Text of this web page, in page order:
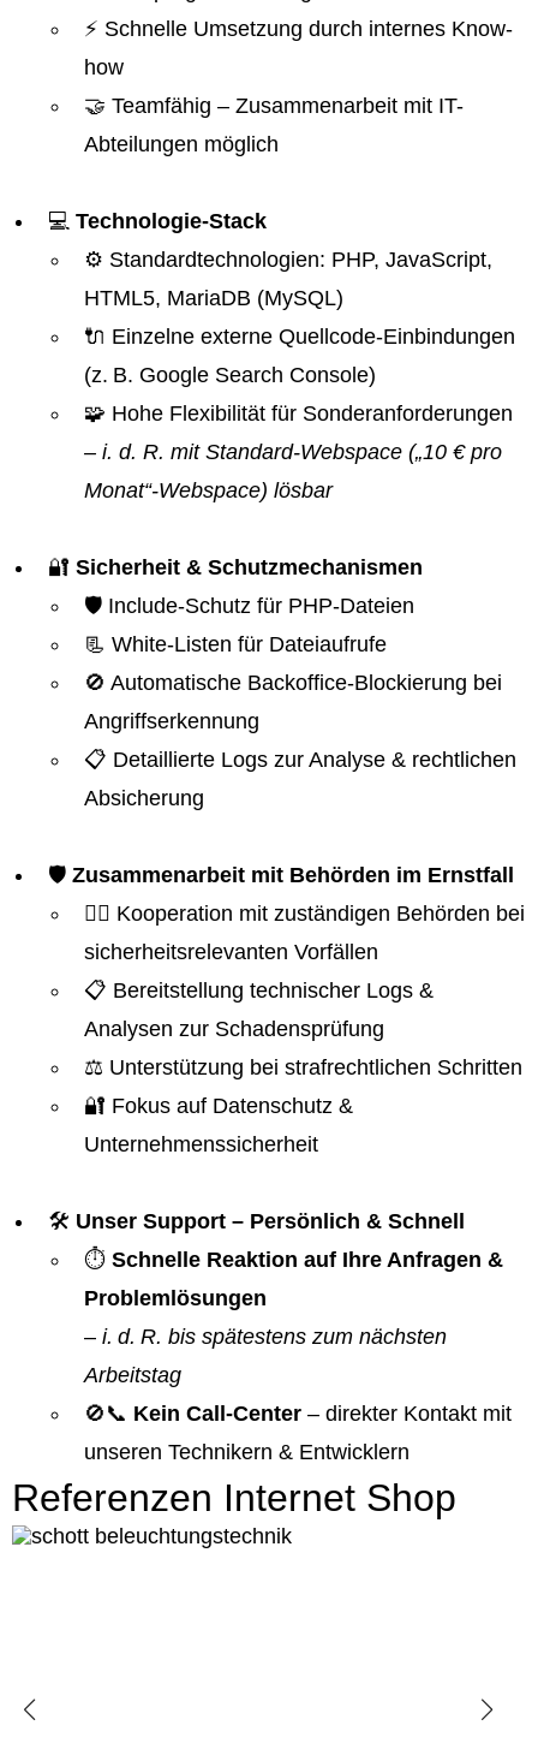
⚡ Schnelle Umsetzung durch internes Know-
how
🤝 Teamfähig – Zusammenarbeit mit IT-
Abteilungen möglich
💻 Technologie-Stack
⚙️ Standardtechnologien: PHP, JavaScript,
HTML5, MariaDB (MySQL)
🔌 Einzelne externe Quellcode-Einbindungen
(z. B. Google Search Console)
🧩 Hohe Flexibilität für Sonderanforderungen
– i. d. R. mit Standard-Webspace („10 € pro
Monat“-Webspace) lösbar
🔐 Sicherheit & Schutzmechanismen
🛡️ Include-Schutz für PHP-Dateien
📃 White-Listen für Dateiaufrufe
🚫 Automatische Backoffice-Blockierung bei
Angriffserkennung
📋 Detaillierte Logs zur Analyse & rechtlichen
Absicherung
🛡️ Zusammenarbeit mit Behörden im Ernstfall
👮‍♂️ Kooperation mit zuständigen Behörden bei
sicherheitsrelevanten Vorfällen
📋 Bereitstellung technischer Logs &
Analysen zur Schadensprüfung
⚖️ Unterstützung bei strafrechtlichen Schritten
🔐 Fokus auf Datenschutz &
Unternehmenssicherheit
🛠️ Unser Support – Persönlich & Schnell
⏱️ Schnelle Reaktion auf Ihre Anfragen &
Problemlösungen
– i. d. R. bis spätestens zum nächsten
Arbeitstag
🚫📞 Kein Call-Center – direkter Kontakt mit
unseren Technikern & Entwicklern
Referenzen Internet Shop